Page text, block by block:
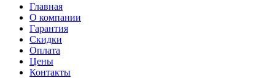
Главная
О компании
Гарантия
Скидки
Оплата
Цены
Контакты